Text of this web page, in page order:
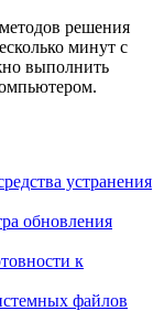
решения
минут с
выполнить
устранения
обновления
к
файлов